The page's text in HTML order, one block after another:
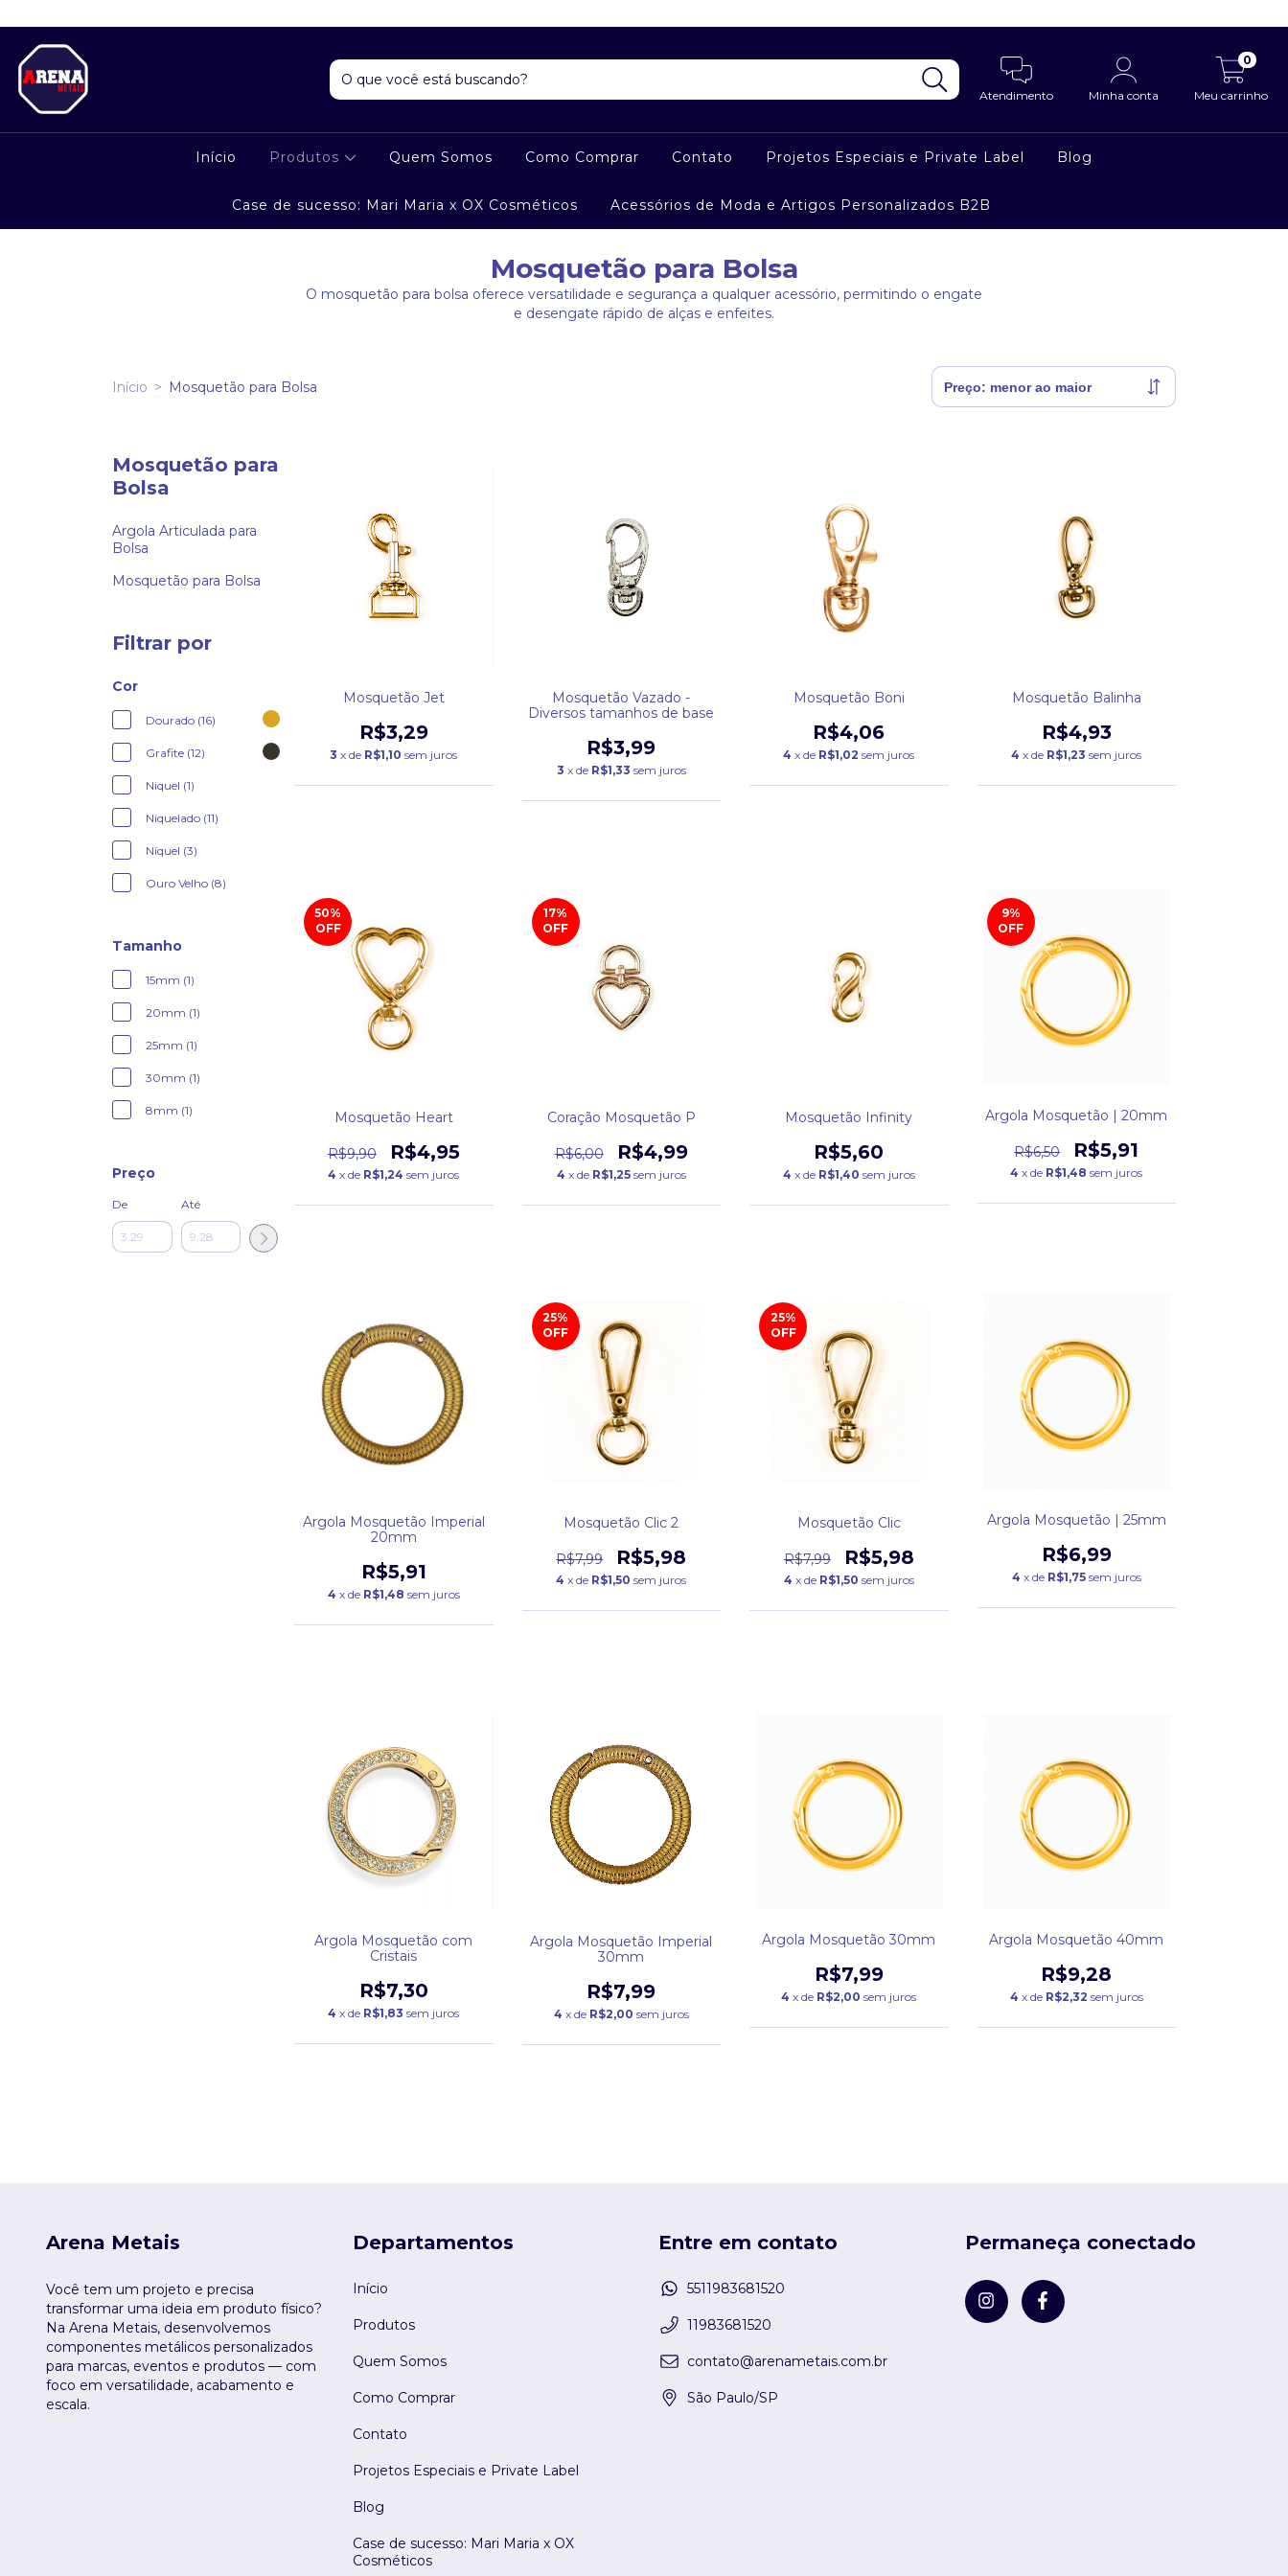
Atendimento Minha conta Meu carrinho
0
Início Produtos Quem Somos Como Comprar Contato Projetos Especiais e Private Label Blog
Case de sucesso: Mari Maria x OX Cosméticos Acessórios de Moda e Artigos Personalizados B2B
Mosquetão para Bolsa
O mosquetão para bolsa oferece versatilidade e segurança a qualquer acessório, permitindo o engate
e desengate rápido de alças e enfeites.
Início > Mosquetão para Bolsa
Mosquetão para
Bolsa
Argola Articulada para
Bolsa
Mosquetão para Bolsa
Filtrar por
Cor
Dourado (16)
Grafite (12)
Niquel (1)
Niquelado (11)
Níquel (3)
Ouro Velho (8)
Tamanho
15mm (1)
20mm (1)
25mm (1)
30mm (1)
8mm (1)
Preço
De Até
Mosquetão Jet
R$3,29
3 x de R$1,10 sem juros
Mosquetão Vazado -
Diversos tamanhos de base
R$3,99
3 x de R$1,33 sem juros
Mosquetão Boni
R$4,06
4 x de R$1,02 sem juros
Mosquetão Balinha
R$4,93
4 x de R$1,23 sem juros
50%
OFF
Mosquetão Heart
R$9,90 R$4,95
4 x de R$1,24 sem juros
17%
OFF
Coração Mosquetão P
R$6,00 R$4,99
4 x de R$1,25 sem juros
Mosquetão Infinity
R$5,60
4 x de R$1,40 sem juros
9%
OFF
Argola Mosquetão | 20mm
R$6,50 R$5,91
4 x de R$1,48 sem juros
Argola Mosquetão Imperial
20mm
R$5,91
4 x de R$1,48 sem juros
25%
OFF
Mosquetão Clic 2
R$7,99 R$5,98
4 x de R$1,50 sem juros
25%
OFF
Mosquetão Clic
R$7,99 R$5,98
4 x de R$1,50 sem juros
Argola Mosquetão | 25mm
R$6,99
4 x de R$1,75 sem juros
Argola Mosquetão com
Cristais
R$7,30
4 x de R$1,83 sem juros
Argola Mosquetão Imperial
30mm
R$7,99
4 x de R$2,00 sem juros
Argola Mosquetão 30mm
R$7,99
4 x de R$2,00 sem juros
Argola Mosquetão 40mm
R$9,28
4 x de R$2,32 sem juros
Arena Metais
Você tem um projeto e precisa
transformar uma ideia em produto físico?
Na Arena Metais, desenvolvemos
componentes metálicos personalizados
para marcas, eventos e produtos — com
foco em versatilidade, acabamento e
escala.
Departamentos
Início
Produtos
Quem Somos
Como Comprar
Contato
Projetos Especiais e Private Label
Blog
Case de sucesso: Mari Maria x OX
Cosméticos
Entre em contato
5511983681520
11983681520
contato@arenametais.com.br
São Paulo/SP
Permaneça conectado